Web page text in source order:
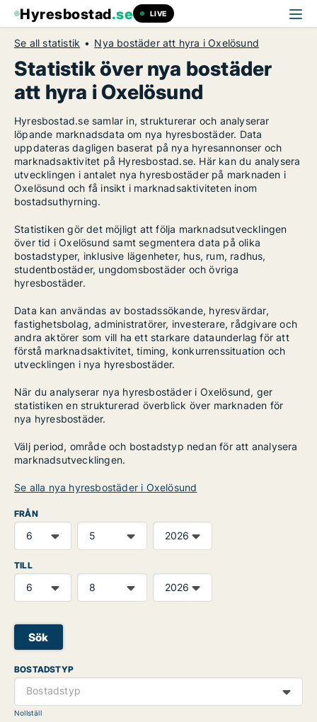
Hyresbostad.se LIVE
Se all statistik Nya bostäder att hyra i Oxelösund
Statistik över nya bostäder
att hyra i Oxelösund
Hyresbostad.se samlar in, strukturerar och analyserar
löpande marknadsdata om nya hyresbostäder. Data
uppdateras dagligen baserat på nya hyresannonser och
marknadsaktivitet på Hyresbostad.se. Här kan du analysera
utvecklingen i antalet nya hyresbostäder på marknaden i
Oxelösund och få insikt i marknadsaktiviteten inom
bostadsuthyrning.
Statistiken gör det möjligt att följa marknadsutvecklingen
över tid i Oxelösund samt segmentera data på olika
bostadstyper, inklusive lägenheter, hus, rum, radhus,
studentbostäder, ungdomsbostäder och övriga
hyresbostäder.
Data kan användas av bostadssökande, hyresvärdar,
fastighetsbolag, administratörer, investerare, rådgivare och
andra aktörer som vill ha ett starkare dataunderlag för att
förstå marknadsaktivitet, timing, konkurrenssituation och
utvecklingen i nya hyresbostäder.
När du analyserar nya hyresbostäder i Oxelösund, ger
statistiken en strukturerad överblick över marknaden för
nya hyresbostäder.
Välj period, område och bostadstyp nedan för att analysera
marknadsutvecklingen.
Se alla nya hyresbostäder i Oxelösund
FRÅN
TILL
Sök
BOSTADSTYP
Bostadstyp
Nollställ